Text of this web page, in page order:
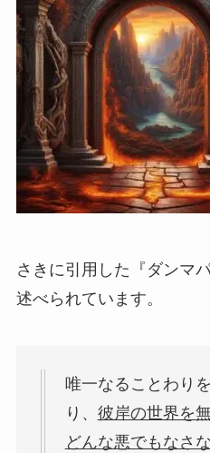
さきに引用した『ダンマ
述べられています。
唯一なることわり
り、 彼岸の世界を
どんな悪でもなさ